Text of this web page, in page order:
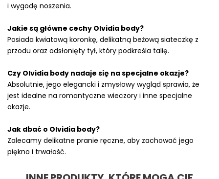
i wygodę noszenia.
Jakie są główne cechy Olvidia body?
Posiada kwiatową koronkę, delikatną beżową siateczkę z
przodu oraz odsłonięty tył, który podkreśla talię.
Czy Olvidia body nadaje się na specjalne okazje?
Absolutnie, jego elegancki i zmysłowy wygląd sprawia, że
jest idealne na romantyczne wieczory i inne specjalne
okazje.
Jak dbać o Olvidia body?
Zalecamy delikatne pranie ręczne, aby zachować jego
piękno i trwałość.